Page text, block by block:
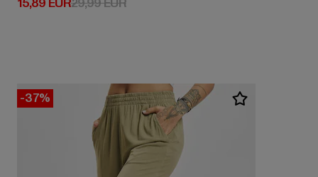
-37%